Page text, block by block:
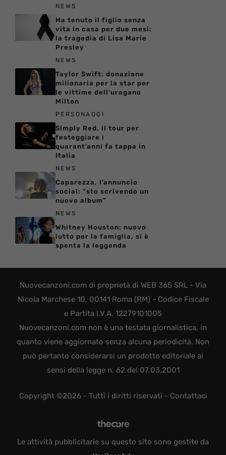
NEWS
Ha tenuto il figlio senza
vita in casa per due mesi:
la tragedia di Lisa Marie
Presley
NEWS
Taylor Swift: donazione
milionaria per la star per
le vittime dell’uragano
Milton
PERSONAGGI
Simply Red, il tour per
festeggiare i
quarant’anni fa tappa in
Italia
NEWS
Caparezza, l’annuncio
social: “sto scrivendo un
nuovo album”
NEWS
Whitney Houston: nuovo
lutto per la famiglia, si è
spenta la leggenda
Nuovecanzoni.com di proprietà di WEB 365 SRL - Via
Nicola Marchese 10, 00141 Roma (RM) - Codice Fiscale
e Partita I.V.A. 12279101005
Nuovecanzoni.com non è una testata giornalistica, in
quanto viene aggiornato senza alcuna periodicità. Non
può pertanto considerarsi un prodotto editoriale ai
sensi della legge n. 62 del 07.03.2001
Copyright ©2026 - Tutti i diritti riservati - Contattaci
Le attività pubblicitarie su questo sito sono gestite da